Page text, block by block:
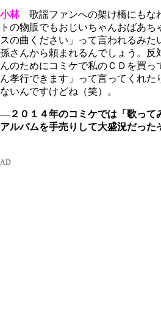
小林歌謡ファンへの架け橋にもな
トの物販でもおじいちゃんおばあ
スの曲ください」って言われるみた
孫さんから頼まれるんでしょう。反
んのためにコミケで私のＣＤを買っ
ん孝行できます」って言ってくれた
ないんですけどね（笑）。
―２０１４年のコミケでは「歌って
アルバムを手売りして大盛況だった